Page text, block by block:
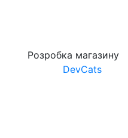
Розробка магазину
DevCats